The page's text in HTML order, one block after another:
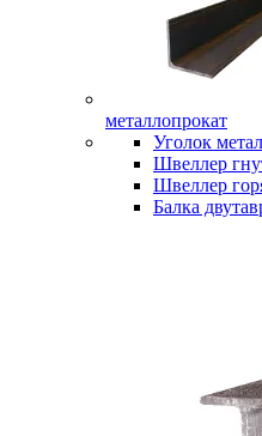
металлопрокат
Уголок
Швеллер
Швеллер
Балка